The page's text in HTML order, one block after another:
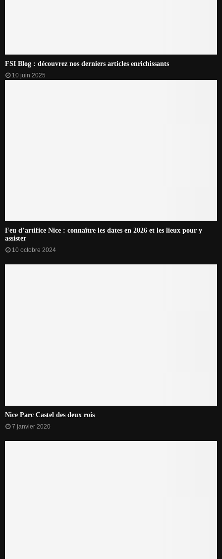
FSI Blog : découvrez nos derniers articles enrichissants
10 juin 2025
Feu d’artifice Nice : connaître les dates en 2026 et les lieux pour y
assister
10 octobre 2024
Nice Parc Castel des deux rois
7 janvier 2020